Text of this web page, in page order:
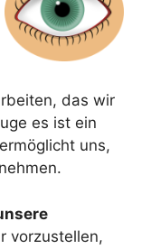
das wir
es ist ein
uns,
vorzustellen,